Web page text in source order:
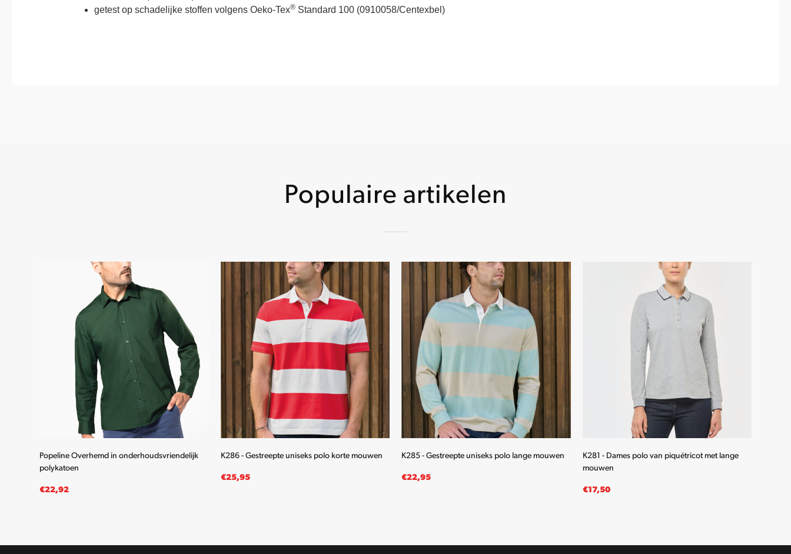
getest op schadelijke stoffen volgens Oeko-Tex® Standard 100 (0910058/Centexbel)
Populaire artikelen
Popeline Overhemd in onderhoudsvriendelijk
polykatoen
€22,92
K286 - Gestreepte uniseks polo korte mouwen
€25,95
K285 - Gestreepte uniseks polo lange mouwen
€22,95
K281 - Dames polo van piquétricot met lange
mouwen
€17,50